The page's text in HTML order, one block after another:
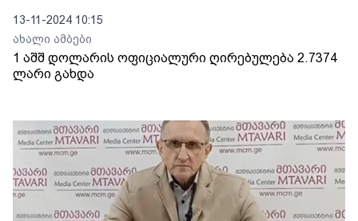
13-11-2024 10:15
ახალი ამბები
1 აშშ დოლარის ოფიციალური ღირებულება 2.7374
ლარი გახდა